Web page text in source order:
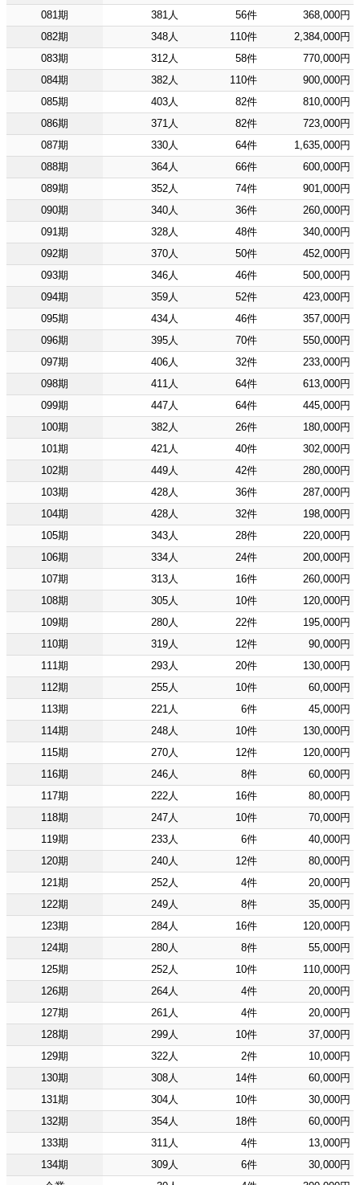
081期
381人 56件
368,000円
082期
348人 110件
2,384,000円
083期
312人 58件
770,000円
084期
382人 110件
900,000円
085期
403人 82件
810,000円
086期
371人 82件
723,000円
087期
330人 64件
1,635,000円
088期
364人 66件
600,000円
089期
352人 74件
901,000円
090期
340人 36件
260,000円
091期
328人 48件
340,000円
092期
370人 50件
452,000円
093期
346人 46件
500,000円
094期
359人 52件
423,000円
095期
434人 46件
357,000円
096期
395人 70件
550,000円
097期
406人 32件
233,000円
098期
411人 64件
613,000円
099期
447人 64件
445,000円
100期
382人 26件
180,000円
101期
421人 40件
302,000円
102期
449人 42件
280,000円
103期
428人 36件
287,000円
104期
428人 32件
198,000円
105期
343人 28件
220,000円
106期
334人 24件
200,000円
107期
313人 16件
260,000円
108期
305人 10件
120,000円
109期
280人 22件
195,000円
110期
319人 12件
90,000円
111期
293人 20件
130,000円
112期
255人 10件
60,000円
113期
221人 6件
45,000円
114期
248人 10件
130,000円
115期
270人 12件
120,000円
116期
246人 8件
60,000円
117期
222人 16件
80,000円
118期
247人 10件
70,000円
119期
233人 6件
40,000円
120期
240人 12件
80,000円
121期
252人 4件
20,000円
122期
249人 8件
35,000円
123期
284人 16件
120,000円
124期
280人 8件
55,000円
125期
252人 10件
110,000円
126期
264人 4件
20,000円
127期
261人 4件
20,000円
128期
299人 10件
37,000円
129期
322人 2件
10,000円
130期
308人 14件
60,000円
131期
304人 10件
30,000円
132期
354人 18件
60,000円
133期
311人 4件
13,000円
134期
309人 6件
30,000円